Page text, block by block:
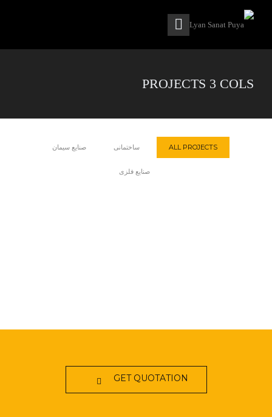
PROJECTS 3 COLS
ALL PROJECTS ساختمانی صنایع سیمان
صنایع فلزی
GET QUOTATION